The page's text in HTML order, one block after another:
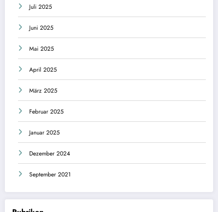
Juli 2025
Juni 2025
Mai 2025
April 2025
März 2025
Februar 2025
Januar 2025
Dezember 2024
September 2021